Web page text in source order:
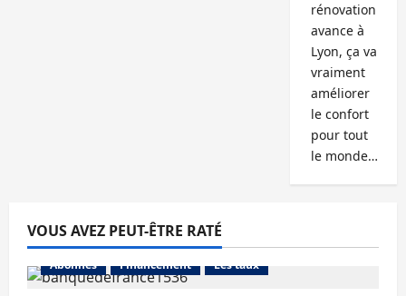
rénovation
avance à
Lyon, ça va
vraiment
améliorer
le confort
pour tout
le monde…
VOUS AVEZ PEUT-ÊTRE RATÉ
Abonnés Financement Les taux